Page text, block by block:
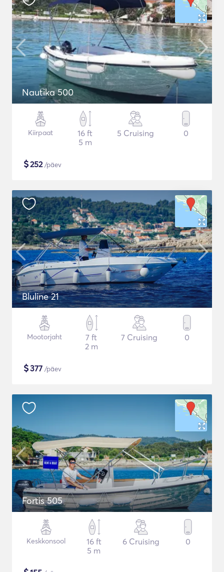
Nautika 500
Kiirpaat
16 ft
5 m
5 Cruising 0
$252/päev
Bluline 21
Mootorjaht
7 ft
2 m
7 Cruising 0
$377 /päev
Fortis 505
Keskkonsool
16 ft
5 m
6 Cruising 0